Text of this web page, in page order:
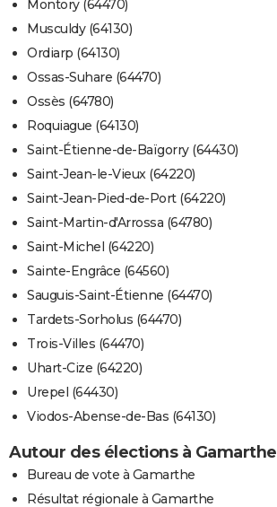
Montory (64470)
Musculdy (64130)
Ordiarp (64130)
Ossas-Suhare (64470)
Ossès (64780)
Roquiague (64130)
Saint-Étienne-de-Baïgorry (64430)
Saint-Jean-le-Vieux (64220)
Saint-Jean-Pied-de-Port (64220)
Saint-Martin-d'Arrossa (64780)
Saint-Michel (64220)
Sainte-Engrâce (64560)
Sauguis-Saint-Étienne (64470)
Tardets-Sorholus (64470)
Trois-Villes (64470)
Uhart-Cize (64220)
Urepel (64430)
Viodos-Abense-de-Bas (64130)
Autour des élections à Gamarthe
Bureau de vote à Gamarthe
Résultat régionale à Gamarthe